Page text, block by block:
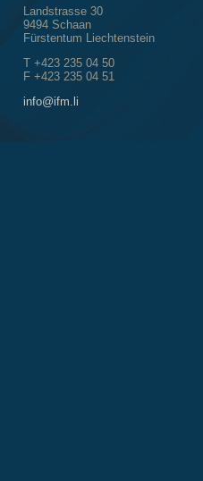
Landstrasse 30
9494 Schaan
Fürstentum Liechtenstein
T +423 235 04 50
F +423 235 04 51
info@ifm.li